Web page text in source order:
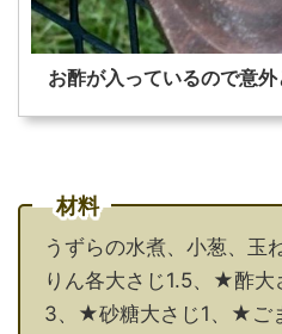
お酢が入っているので意
材料
うずらの水煮、小葱、玉
りん各大さじ1.5、★酢
3、★砂糖大さじ1、★ご